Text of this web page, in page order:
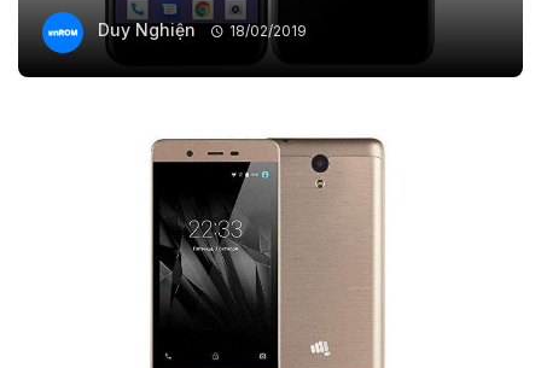
Duy Nghiện 18/02/2019